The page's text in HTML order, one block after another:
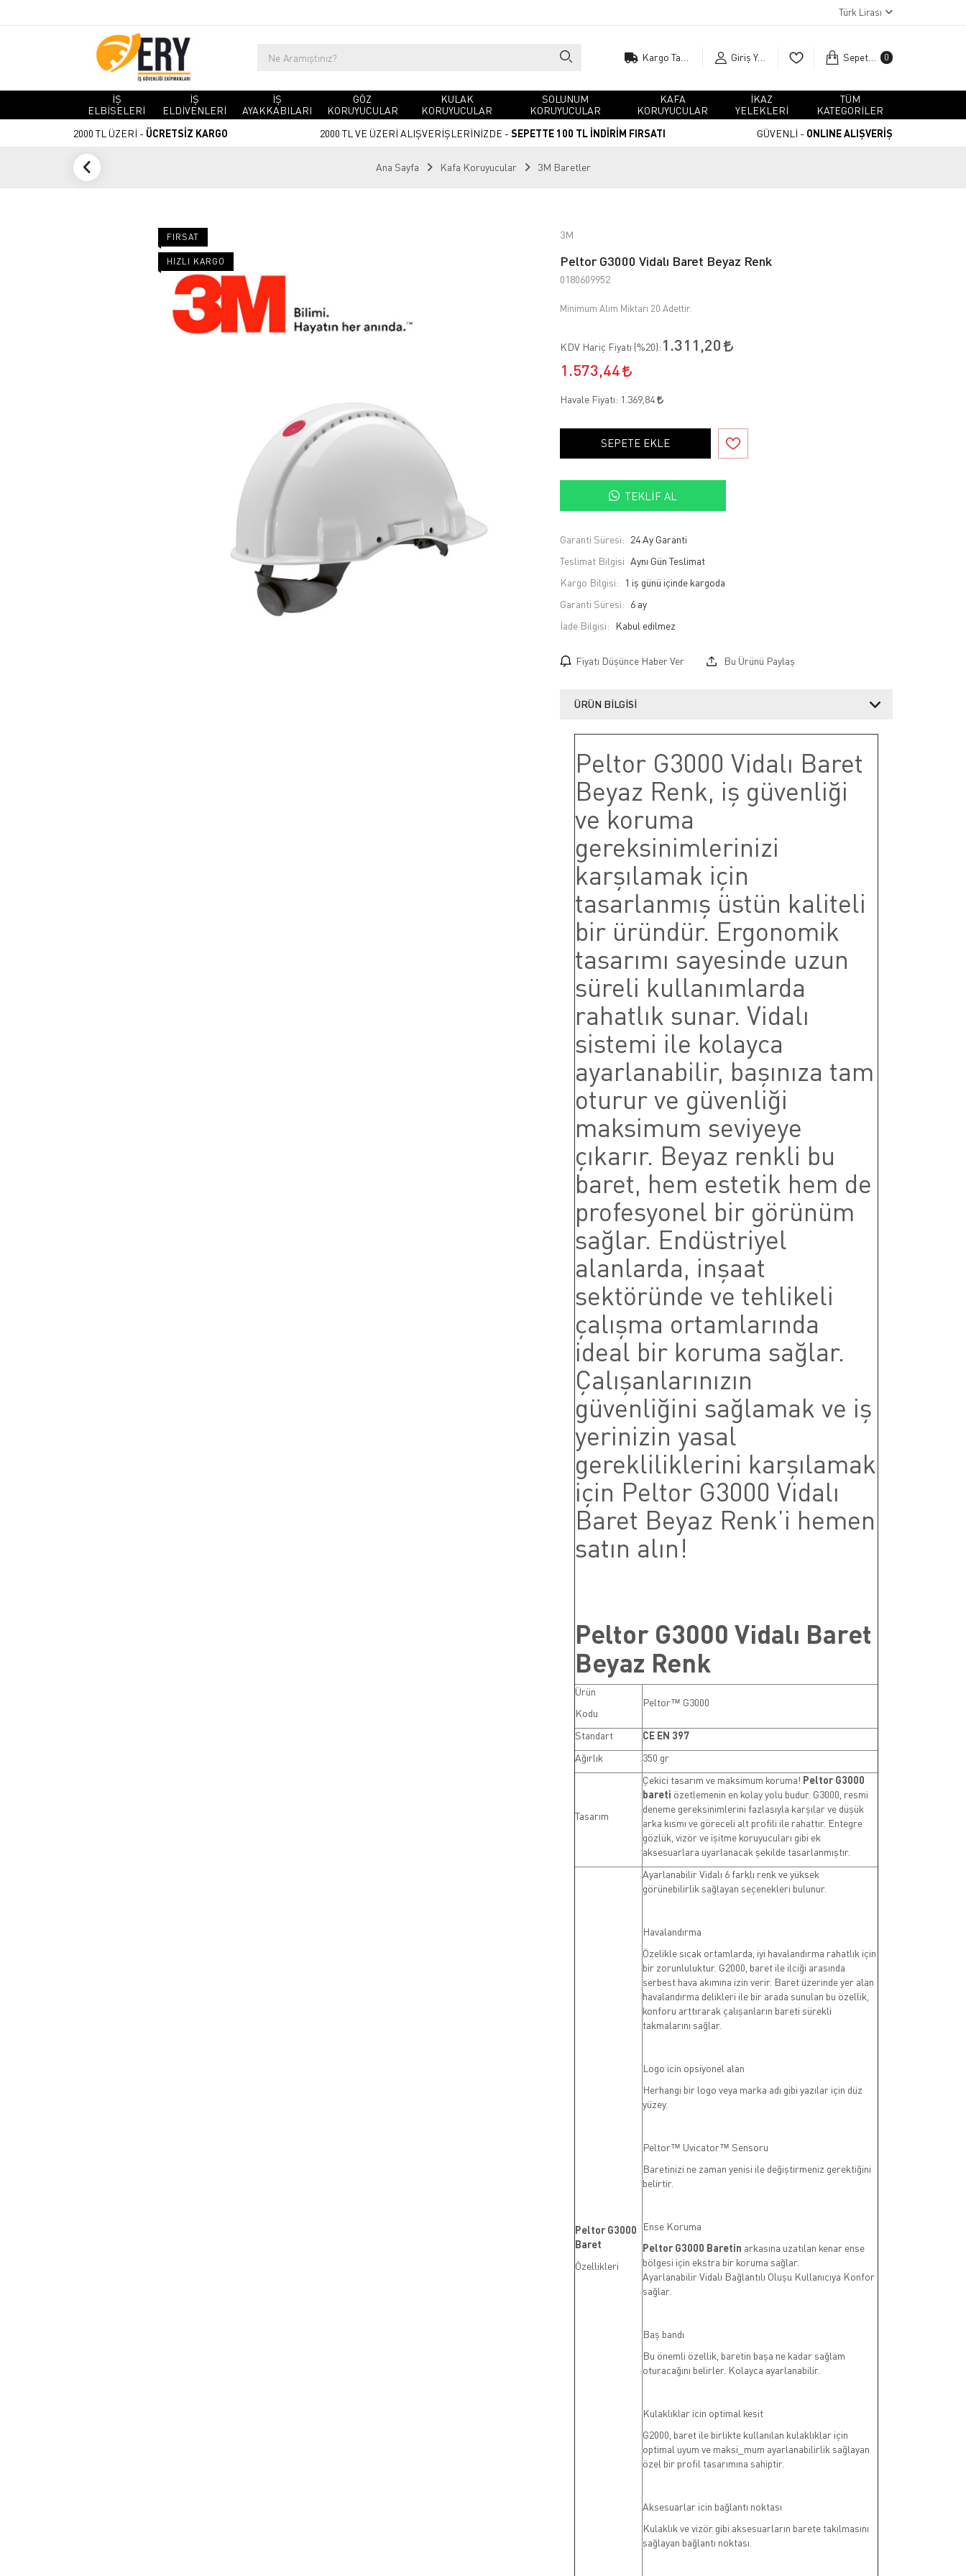
Türk Lirası
Giriş Yap Sepetim 0
İŞ
ELBİSELERİ
İŞ
ELDİVENLERİ
İŞ
AYAKKABILARI
GÖZ
KORUYUCULAR
KULAK
KORUYUCULAR
SOLUNUM
KORUYUCULAR
KAFA
KORUYUCULAR
İKAZ
YELEKLERİ
TÜM
KATEGORİLER
2000 TL ÜZERİ - ÜCRETSİZ KARGO 2000 TL VE ÜZERİ ALIŞVERİŞLERİNİZDE - SEPETTE 100 TL İNDİRİM FIRSATI GÜVENLİ - ONLINE ALIŞVERİŞ
Ana Sayfa Kafa Koruyucular 3M Baretler
FIRSAT
HIZLI KARGO
3M
Peltor G3000 Vidalı Baret Beyaz Renk
0180609952
Minimum Alım Miktarı 20 Adettir.
KDV Hariç Fiyatı (%20): 1.311,20
1.573,44
Havale Fiyatı: 1.369,84
SEPETE EKLE
TEKLIF AL
Garanti Süresi: 24 Ay Garanti
Teslimat Bilgisi Aynı Gün Teslimat
Kargo Bilgisi:
1 iş günü içinde kargoda
Garanti Süresi: 6 ay
İade Bilgisi:
Fiyatı Düşünce Haber Ver Bu Ürünü Paylaş
ÜRÜN BILGISI
Peltor G3000 Vidalı Baret
Beyaz Renk, iş güvenliği
ve koruma
gereksinimlerinizi
karşılamak için
tasarlanmış üstün kaliteli
bir üründür. Ergonomik
tasarımı sayesinde uzun
süreli kullanımlarda
rahatlık sunar. Vidalı
sistemi ile kolayca
ayarlanabilir, başınıza tam
oturur ve güvenliği
maksimum seviyeye
çıkarır. Beyaz renkli bu
baret, hem estetik hem de
profesyonel bir görünüm
sağlar. Endüstriyel
alanlarda, inşaat
sektöründe ve tehlikeli
çalışma ortamlarında
ideal bir koruma sağlar.
Çalışanlarınızın
güvenliğini sağlamak ve iş
yerinizin yasal
gerekliliklerini karşılamak
için Peltor G3000 Vidalı
Baret Beyaz Renk’i hemen
satın alın!
Peltor G3000 Vidalı Baret
Beyaz Renk
Ürün
Kodu
Peltor™ G3000
Standart
CE EN 397
Ağırlık
350 gr
Tasarım
Çekici tasarım ve maksimum koruma! Peltor G3000
bareti özetlemenin en kolay yolu budur. G3000, resmi
deneme gereksinimlerini fazlasıyla karşılar ve düşük
arka kısmı ve göreceli alt profili ile rahattır. Entegre
gözlük, vizör ve işitme koruyucuları gibi ek
aksesuarlara uyarlanacak şekilde tasarlanmıştır.
Peltor G3000
Baret
Özellikleri
Ayarlanabilir Vidalı 6 farklı renk ve yüksek
görünebilirlik sağlayan seçenekleri bulunur.
Havalandırma
Özelikle sıcak ortamlarda, iyi havalandırma rahatlık için
bir zorunluluktur. G2000, baret ile ilciği arasında
serbest hava akımına izin verir. Baret üzerinde yer alan
havalandırma delikleri ile bir arada sunulan bu özellik,
konforu arttırarak çalışanların bareti sürekli
takmalarını sağlar.
Logo icin opsiyonel alan
Herhangi bir logo veya marka adı gibi yazılar için düz
yüzey.
Peltor™ Uvicator™ Sensoru
Baretinizi ne zaman yenisi ile değiştirmeniz gerektiğini
belirtir.
Ense Koruma
Peltor G3000 Baretin arkasına uzatılan kenar ense
bölgesi için ekstra bir koruma sağlar.
Ayarlanabilir Vidalı Bağlantılı Oluşu Kullanıcıya Konfor
sağlar.
Baş bandı
Bu önemli özellik, baretin başa ne kadar sağlam
oturacağını belirler. Kolayca ayarlanabilir.
Kulaklıklar icin optimal kesit
G2000, baret ile birlikte kullanılan kulaklıklar için
optimal uyum ve maksi_mum ayarlanabilirlik sağlayan
özel bir profil tasarımına sahiptir.
Aksesuarlar icin bağlantı noktası
Kulaklık ve vizör gibi aksesuarların barete takılmasını
sağlayan bağlantı noktası.